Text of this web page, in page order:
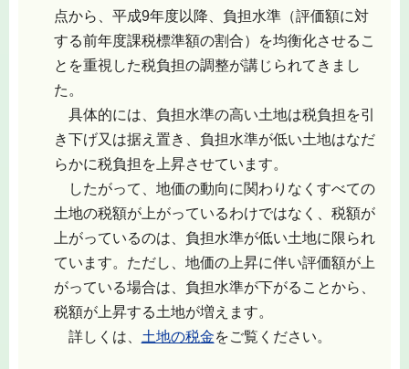
点から、平成9年度以降、負担水準（評価額に対
する前年度課税標準額の割合）を均衡化させるこ
とを重視した税負担の調整が講じられてきまし
た。
具体的には、負担水準の高い土地は税負担を引
き下げ又は据え置き、負担水準が低い土地はなだ
らかに税負担を上昇させています。
したがって、地価の動向に関わりなくすべての
土地の税額が上がっているわけではなく、税額が
上がっているのは、負担水準が低い土地に限られ
ています。ただし、地価の上昇に伴い評価額が上
がっている場合は、負担水準が下がることから、
税額が上昇する土地が増えます。
詳しくは、 土地の税金をご覧ください。